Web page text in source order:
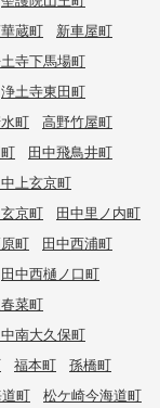
蔵町
新車屋町
寺下馬場町
浄土寺東田町
町
高野竹屋町
田中飛鳥井町
上玄京町
京町
田中里ノ内町
町
田中西浦町
田中西樋ノ口町
菜町
南大久保町
福本町
孫橋町
町
松ケ崎今海道町